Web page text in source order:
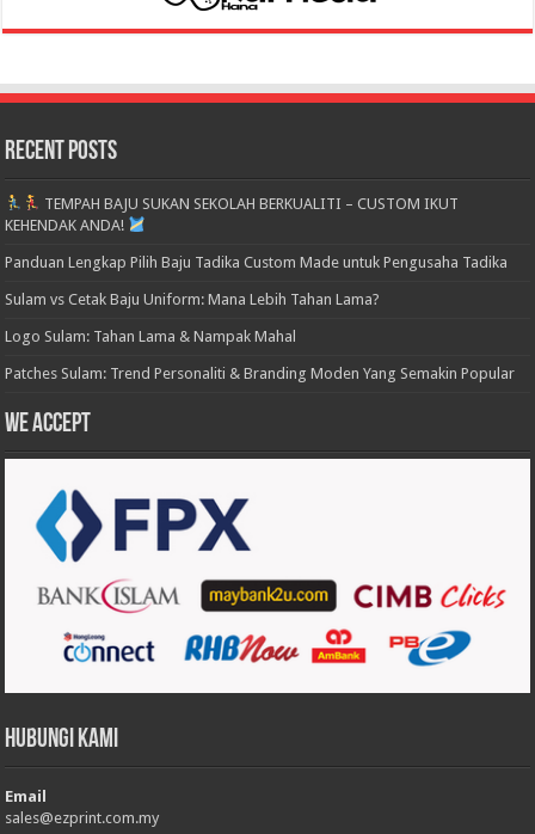
Recent Posts
TEMPAH BAJU SUKAN SEKOLAH BERKUALITI – CUSTOM IKUT
KEHENDAK ANDA!
Panduan Lengkap Pilih Baju Tadika Custom Made untuk Pengusaha Tadika
Sulam vs Cetak Baju Uniform: Mana Lebih Tahan Lama?
Logo Sulam: Tahan Lama & Nampak Mahal
Patches Sulam: Trend Personaliti & Branding Moden Yang Semakin Popular
We accept
Hubungi Kami
Email
sales@ezprint.com.my